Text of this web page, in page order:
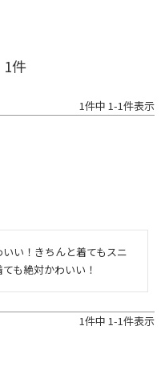
1
1件中 1-1件表示
い！きちんと着てもスニ
も絶対かわいい！
1件中 1-1件表示